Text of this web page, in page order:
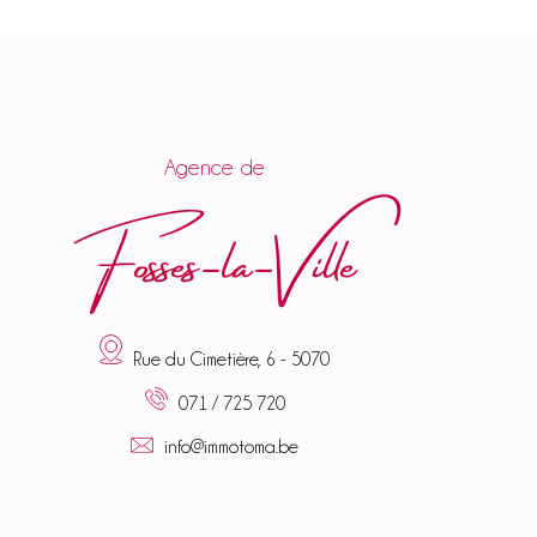
Agence de
Fosses-la-Ville
Rue du Cimetière, 6 - 5070
071 / 725 720
info@immotoma.be